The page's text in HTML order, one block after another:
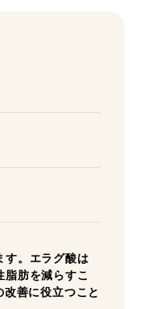
す。エラグ酸は
脂肪を減らすこ
善に役立つこと